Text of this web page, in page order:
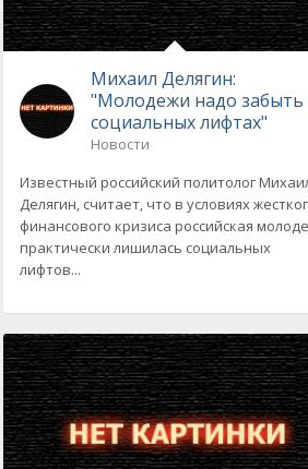
Михаил Делягин:
"Молодежи надо забыть
социальных лифтах"
Новости
Известный российский политолог
Делягин, считает, что в условиях
финансового кризиса российская
практически лишилась социальных
лифтов...